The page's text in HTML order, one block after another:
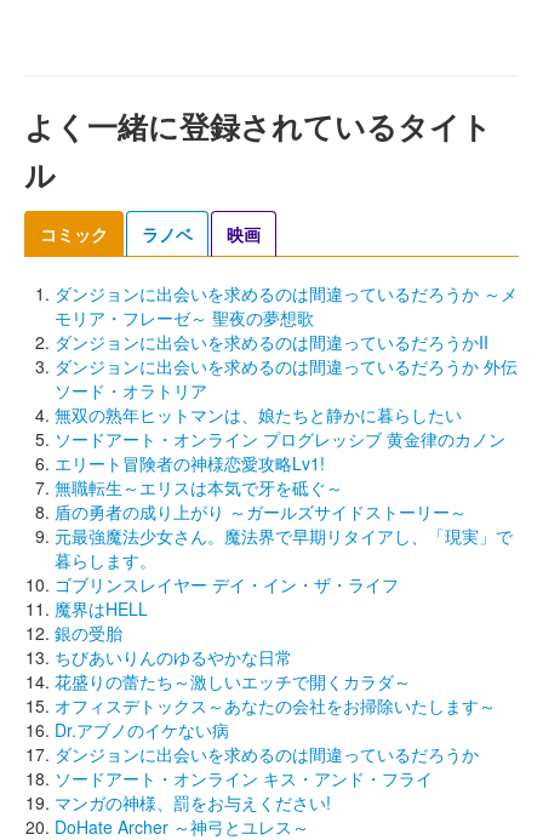
よく一緒に登録されているタイト
ル
コミック ラノベ 映画
ダンジョンに出会いを求めるのは間違っているだろうか ～メ
モリア・フレーゼ～ 聖夜の夢想歌
ダンジョンに出会いを求めるのは間違っているだろうかII
ダンジョンに出会いを求めるのは間違っているだろうか 外伝
ソード・オラトリア
無双の熟年ヒットマンは、娘たちと静かに暮らしたい
ソードアート・オンライン プログレッシブ 黄金律のカノン
エリート冒険者の神様恋愛攻略Lv1!
無職転生～エリスは本気で牙を砥ぐ～
盾の勇者の成り上がり ～ガールズサイドストーリー～
元最強魔法少女さん。魔法界で早期リタイアし、「現実」で
暮らします。
ゴブリンスレイヤー デイ・イン・ザ・ライフ
魔界はHELL
銀の受胎
ちびあいりんのゆるやかな日常
花盛りの蕾たち～激しいエッチで開くカラダ～
オフィスデトックス～あなたの会社をお掃除いたします～
Dr.アブノのイケない病
ダンジョンに出会いを求めるのは間違っているだろうか
ソードアート・オンライン キス・アンド・フライ
マンガの神様、罰をお与えください!
DoHate Archer ～神弓とユレス～